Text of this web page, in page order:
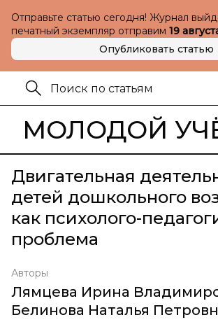
Отправьте статью сегодня! Журнал
печатный экземпляр отправим 19
Опубликовать статью
МОЛОДОЙ
Двигательная
детей дошкольного
как психолого-
проблема
Авторы
Лямцева Ирина
Белинова Наталья